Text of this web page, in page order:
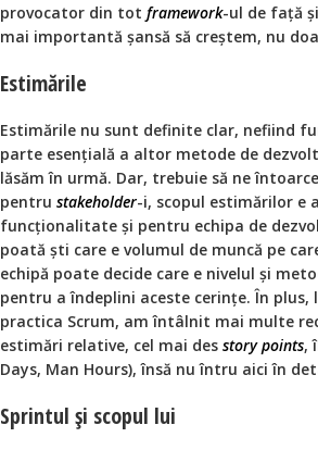
provocator din tot framework-ul de față
mai importantă șansă să creștem, nu
Estimările
Estimările nu sunt definite clar, nefiind
parte esențială a altor metode de
lăsăm în urmă. Dar, trebuie să ne
pentru stakeholder-i, scopul estimărilor e
funcționalitate și pentru echipa de
poată ști care e volumul de muncă pe
echipă poate decide care e nivelul și
pentru a îndeplini aceste cerințe. În
practica Scrum, am întâlnit mai multe
estimări relative, cel mai des story points,
Days, Man Hours), însă nu întru aici în
Sprintul și scopul lui